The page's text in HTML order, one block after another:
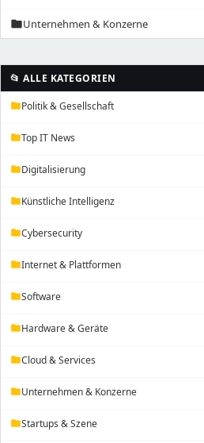
folderUnternehmen & Konzerne
📂 ALLE KATEGORIEN
folderPolitik & Gesellschaft
folderTop IT News
folderDigitalisierung
folderKünstliche Intelligenz
folderCybersecurity
folderInternet & Plattformen
folderSoftware
folderHardware & Geräte
folderCloud & Services
folderUnternehmen & Konzerne
folderStartups & Szene